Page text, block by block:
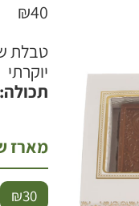
₪40
טבלת
יוקרתי
תכולה:
מארז
₪30